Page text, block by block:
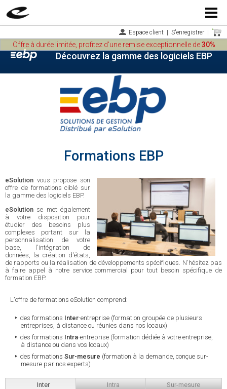
Menu
Espace client S'enregistrer
Découvrez la gamme des logiciels EBP
Offre à durée limitée, profitez d'une remise exceptionnelle de30%
Formations EBP
eSolution vous propose son
offre de formations ciblé sur
la gamme des logiciels EBP.
eSolution se met également
à votre disposition pour
étudier des besoins plus
complexes portant sur la
personnalisation de votre
base, l'intégration de
données, la création d'états,
de rapports ou la réalisation de développements spécifiques. N'hésitez pas
à faire appel à notre service commercial pour tout besoin spécifique de
formation EBP.
L'offre de formations eSolution comprend:
des formations Inter-entreprise (formation groupée de plusieurs
entreprises, à distance ou réunies dans nos locaux)
des formations Intra-entreprise (formation dédiée à votre entreprise,
à distance ou dans vos locaux)
des formations Sur-mesure (formation à la demande, conçue sur-
mesure par nos experts)
Inter Intra Sur-mesure